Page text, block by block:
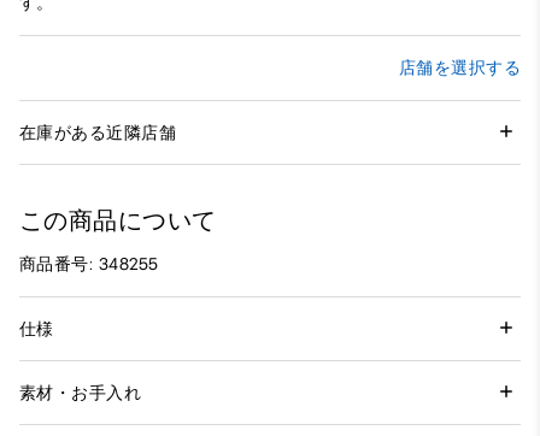
店舗を選択する
在庫がある近隣店舗
この商品について
商品番号: 348255
仕様
素材・お手入れ